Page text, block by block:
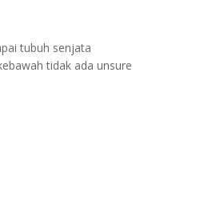
tubuh senjata
tidak ada unsure